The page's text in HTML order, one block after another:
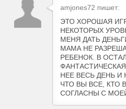
amjones72 пишет:
ЭТО ХОРОШАЯ
НЕКОТОРЫХ
МЕНЯ ДАТЬ
МАМА НЕ
РЕБЕНОК. В
НЕЕ ВЕСЬ ДЕНЬ И
ЧТО ВЫ ВСЕ, КТО
СОГЛАСНЫ С